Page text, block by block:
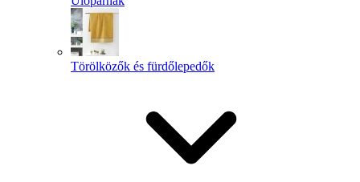
Törölközők és fürdőlepedők